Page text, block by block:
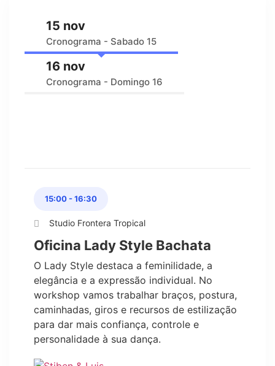
15 nov
Cronograma - Sabado 15
16 nov
Cronograma - Domingo 16
15:00 - 16:30
Studio Frontera Tropical
Oficina Lady Style Bachata
O Lady Style destaca a feminilidade, a
elegância e a expressão individual. No
workshop vamos trabalhar braços, postura,
caminhadas, giros e recursos de estilização
para dar mais confiança, controle e
personalidade à sua dança.